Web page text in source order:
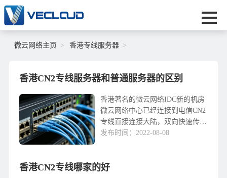
微云网络主页 香港专线服务器
香港CN2专线服务器和普通服务器的区别
香港著名的微云网络IDC新的机房
微云网络中心已经连接到电信CN2
专线直接连接大陆，双向快速传
输，近期正确CN带宽全新扩容，
网资源和技术得天独厚，服务器带
发布时间：2022-08-08
香港CN2专线哪家的好